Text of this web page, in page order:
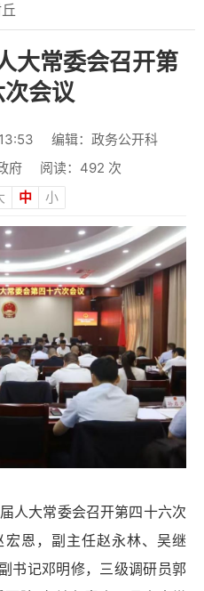
大常委会召开第
次会议
编辑：政务公开科
府
阅读： 492 次
中 小
大常委会召开第四十六次
宏恩 ，副主任赵永林、吴继
书记邓明修，三级调研员郭